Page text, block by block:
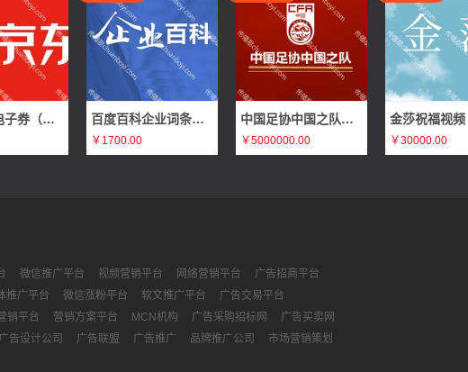
京东支付电子券（原价50元 98折） 百度百科企业词条编辑
￥1700.00
中国足协中国之队体育赛事赞助广告招商（官方合作伙伴、官方支持品牌、官方供应商）
￥5000000.00
金莎祝福视频
￥30000.00
微信推广平台 视频营销平台 网络营销平台
广告招商平台
推广平台 微信涨粉平台 软文推广平台
广告交易平台
销平台 营销方案平台 MCN机构 广告采购招标网
广告买卖网
广告设计公司 广告联盟 广告推广 品牌推广公司
市场营销策划